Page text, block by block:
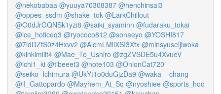
@nekobabaa @yuuya70308387 @henchinsai3
@oppes_ssdm @shake_tok @LarkChillout
@O0dJrGQNSk1yzi8 @saiki_syaminn @fudaraku_tokai
@ice_hoticeq3 @ryococo812 @sonaeyo @YOSHI817
@7idDZfS0z4Hxvv2 @AlcmLMiiXSI3Xtx @minsyuseijiwoka
@kinkimilit4 @Mae_To_Ushiro @zgZVSDE5u4XvueV
@ichi1_ki @tibeeet3 @note103 @OnionCat720
@seiko_Ichimura @UkYt1o0duGjzDa9 @waka__chang
@lI_Gattopardo @Mayhem_At_Sq @nyoshiee @sports_hoo